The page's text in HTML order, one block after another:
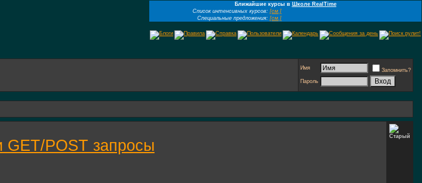
Ближайшие курсы в Школе RealTime
Список интенсивных курсов: [см.]
Специальные предложения: [см.]
Имя
Запомнить?
Пароль
GET/POST запросы